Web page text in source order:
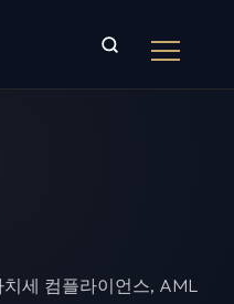
세 컴플라이언스, AML